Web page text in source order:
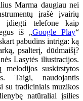
Marma daugiau nei
įrašė įvairių
įdiegti telefone kaip
iš „Google Play“
pabudins intriga: ką
psalterį, dūdmaišį?
Lasytės iliustracijos.
suskirstytos
Taigi, naudojantis
su tradiciniais muzikos
natūraliai įsilies